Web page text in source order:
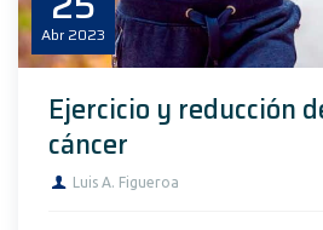
Abr 2023
Ejercicio y reducción
cáncer
Luis A. Figueroa